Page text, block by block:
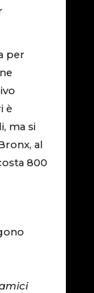
per
è
ma si
al
800